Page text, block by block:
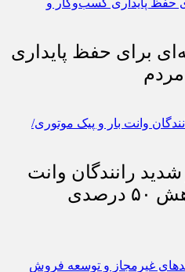
برای حفظ پایداری
رانندگان وانت
بار و پیک موتوری/ کاهش ۵۰ درصدی